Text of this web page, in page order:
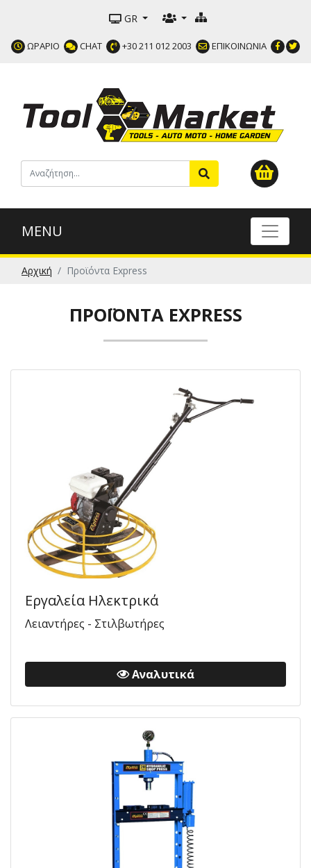
GR
ΩΡΑΡΙΟ CHAT +30 211 012 2003 ΕΠΙΚΟΙΝΩΝΙΑ
MENU
Αρχική Προϊόντα Express
ΠΡΟΪΌΝΤΑ EXPRESS
Εργαλεία Ηλεκτρικά
Λειαντήρες - Στιλβωτήρες
Αναλυτικά